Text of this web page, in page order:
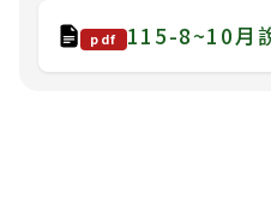
pdf 115-8~10月